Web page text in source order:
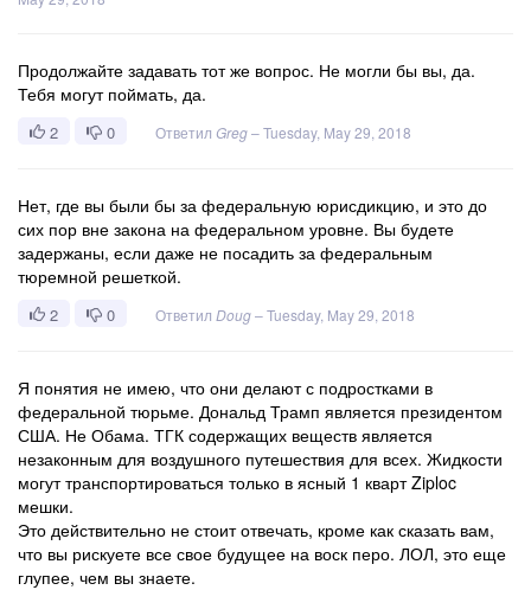
Продолжайте задавать тот же вопрос. Не могли бы вы, да.
Тебя могут поймать, да.
2 0 Ответил Greg–Tuesday, May 29, 2018
Нет, где вы были бы за федеральную юрисдикцию, и это до
сих пор вне закона на федеральном уровне. Вы будете
задержаны, если даже не посадить за федеральным
тюремной решеткой.
2 0 Ответил Doug–Tuesday, May 29, 2018
Я понятия не имею, что они делают с подростками в
федеральной тюрьме. Дональд Трамп является президентом
США. Не Обама. ТГК содержащих веществ является
незаконным для воздушного путешествия для всех. Жидкости
могут транспортироваться только в ясный 1 кварт Ziploc
мешки.
Это действительно не стоит отвечать, кроме как сказать вам,
что вы рискуете все свое будущее на воск перо. ЛОЛ, это еще
глупее, чем вы знаете.